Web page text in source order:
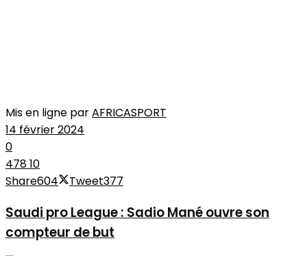
Mis en ligne parAFRICASPORT
14 février 2024
0
47810
Share604 Tweet377
Saudi pro League : Sadio Mané ouvre son
compteur de but